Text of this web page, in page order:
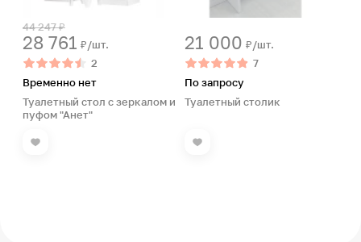
44 247 ₽
28 761 ₽/шт.
2
Временно нет
Туалетный стол с зеркалом и
пуфом "Анет"
21 000 ₽/шт.
7
По запросу
Туалетный столик